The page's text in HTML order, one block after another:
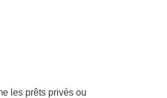
les prêts privés ou